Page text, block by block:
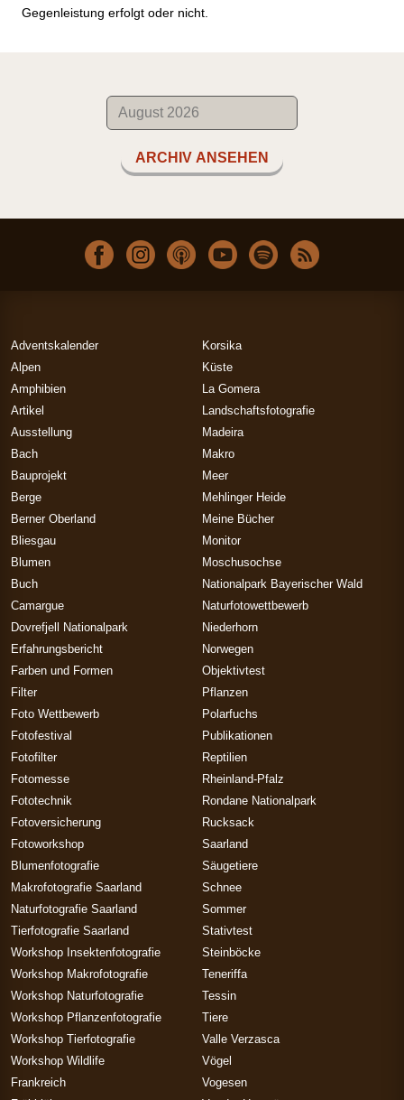
Gegenleistung erfolgt oder nicht.
ARCHIV ANSEHEN
Adventskalender
Alpen
Amphibien
Artikel
Ausstellung
Bach
Bauprojekt
Berge
Berner Oberland
Bliesgau
Blumen
Buch
Camargue
Dovrefjell Nationalpark
Erfahrungsbericht
Farben und Formen
Filter
Foto Wettbewerb
Fotofestival
Fotofilter
Fotomesse
Fototechnik
Fotoversicherung
Fotoworkshop
Blumenfotografie
Makrofotografie Saarland
Naturfotografie Saarland
Tierfotografie Saarland
Workshop Insektenfotografie
Workshop Makrofotografie
Workshop Naturfotografie
Workshop Pflanzenfotografie
Workshop Tierfotografie
Workshop Wildlife
Frankreich
Korsika
Küste
La Gomera
Landschaftsfotografie
Madeira
Makro
Meer
Mehlinger Heide
Meine Bücher
Monitor
Moschusochse
Nationalpark Bayerischer Wald
Naturfotowettbewerb
Niederhorn
Norwegen
Objektivtest
Pflanzen
Polarfuchs
Publikationen
Reptilien
Rheinland-Pfalz
Rondane Nationalpark
Rucksack
Saarland
Säugetiere
Schnee
Sommer
Stativtest
Steinböcke
Teneriffa
Tessin
Tiere
Valle Verzasca
Vögel
Vogesen